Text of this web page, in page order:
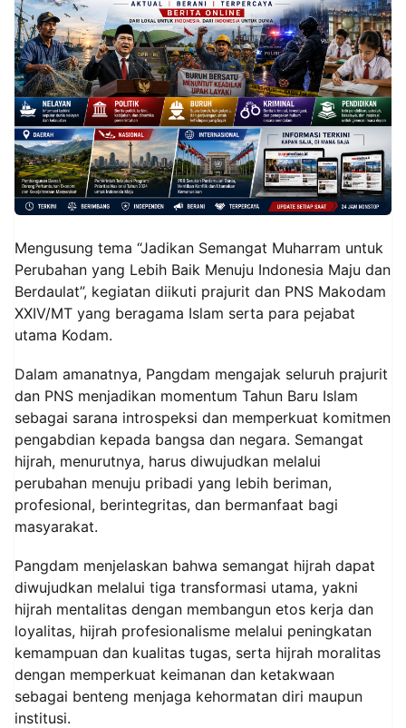
Mengusung tema “Jadikan Semangat Muharram untuk
Perubahan yang Lebih Baik Menuju Indonesia Maju dan
Berdaulat”, kegiatan diikuti prajurit dan PNS Makodam
XXIV/MT yang beragama Islam serta para pejabat
utama Kodam.
Dalam amanatnya, Pangdam mengajak seluruh prajurit
dan PNS menjadikan momentum Tahun Baru Islam
sebagai sarana introspeksi dan memperkuat komitmen
pengabdian kepada bangsa dan negara. Semangat
hijrah, menurutnya, harus diwujudkan melalui
perubahan menuju pribadi yang lebih beriman,
profesional, berintegritas, dan bermanfaat bagi
masyarakat.
Pangdam menjelaskan bahwa semangat hijrah dapat
diwujudkan melalui tiga transformasi utama, yakni
hijrah mentalitas dengan membangun etos kerja dan
loyalitas, hijrah profesionalisme melalui peningkatan
kemampuan dan kualitas tugas, serta hijrah moralitas
dengan memperkuat keimanan dan ketakwaan
sebagai benteng menjaga kehormatan diri maupun
institusi.